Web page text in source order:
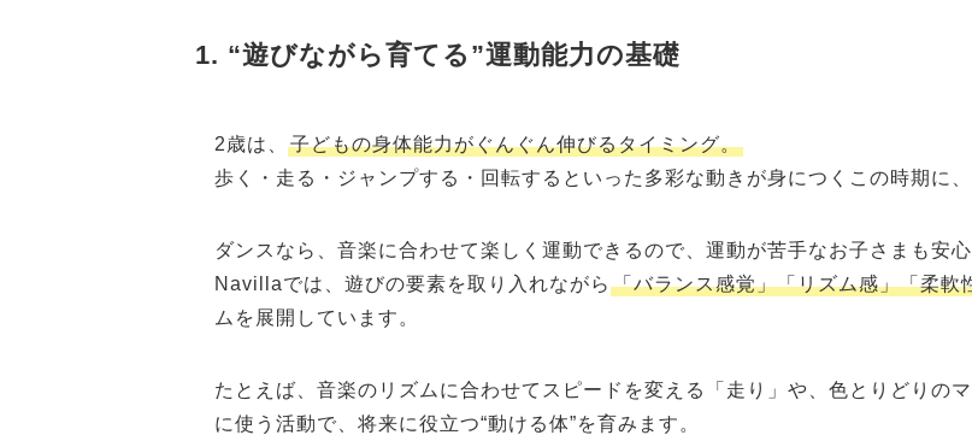
1. “遊びながら育てる”運動能力の基礎
2歳は、
子どもの身体能力がぐんぐん伸びるタイミング。
歩く・走る・ジャンプする・回転するといった多彩な動きが身につくこの時期に
ダンスなら、音楽に合わせて楽しく運動できるので、運動が苦手なお子さまも安心
Navillaでは、遊びの要素を取り入れながら 「バランス感覚」「リズム感」「柔軟
ムを展開しています。
たとえば、音楽のリズムに合わせてスピードを変える「走り」や、色とりどりの
に使う活動で、将来に役立つ“動ける体”を育みます。